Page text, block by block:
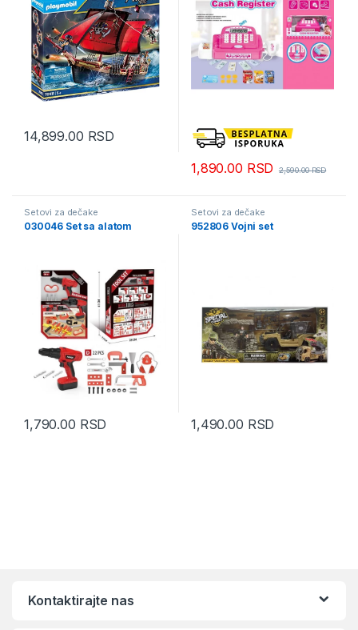
14,899.00 RSD
1,890.00 RSD 2,590.00RSD
Setovi za dečake
030046 Set sa alatom
1,790.00 RSD
Setovi za dečake
952806 Vojni set
1,490.00 RSD
Kontaktirajte nas